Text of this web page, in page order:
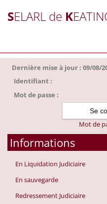
SELARL de K
Dernière mise à jour : 09/08/
Identifiant :
Mot de passe :
Mot de
Informations
En Liquidation Judiciaire
En sauvegarde
Redressement Judiciaire